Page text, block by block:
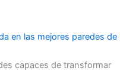
en las mejores paredes de
capaces de transformar